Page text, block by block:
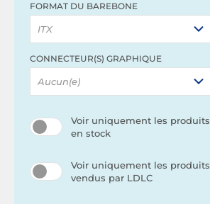
FORMAT DU BAREBONE
ITX
CONNECTEUR(S) GRAPHIQUE
Aucun(e)
Voir uniquement les produits
en stock
Voir uniquement les produits
vendus par LDLC